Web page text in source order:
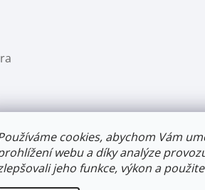
cookies, abychom Vám
webu a díky analýze
jeho funkce, výkon a